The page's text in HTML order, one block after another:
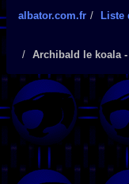
albator.com.fr Liste
Archibald le koala